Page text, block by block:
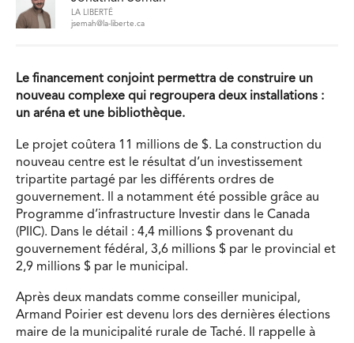
LA LIBERTÉ
jsemah@la-liberte.ca
Le financement conjoint permettra de construire un
nouveau complexe qui regroupera deux installations :
un aréna et une bibliothèque.
Le projet coûtera 11 millions de $. La construction du
nouveau centre est le résultat d’un investissement
tripartite partagé par les différents ordres de
gouvernement. Il a notamment été possible grâce au
Programme d’infrastructure Investir dans le Canada
(PIIC). Dans le détail : 4,4 millions $ provenant du
gouvernement fédéral, 3,6 millions $ par le provincial et
2,9 millions $ par le municipal.
Après deux mandats comme conseiller municipal,
Armand Poirier est devenu lors des dernières élections
maire de la municipalité rurale de Taché. Il rappelle à